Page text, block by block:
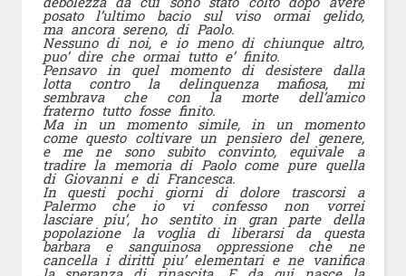
posato l’ultimo bacio sul viso ormai gelido,
ma ancora sereno, di Paolo.
Nessuno di noi, e io meno di chiunque altro,
puo’ dire che ormai tutto e’ finito.
Pensavo in quel momento di desistere dalla
lotta contro la delinquenza mafiosa, mi
sembrava che con la morte dell’amico
fraterno tutto fosse finito.
Ma in un momento simile, in un momento
come questo coltivare un pensiero del genere,
e me ne sono subito convinto, equivale a
tradire la memoria di Paolo come pure quella
di Giovanni e di Francesca.
In questi pochi giorni di dolore trascorsi a
Palermo che io vi confesso non vorrei
lasciare piu’, ho sentito in gran parte della
popolazione la voglia di liberarsi da questa
barbara e sanguinosa oppressione che ne
cancella i diritti piu’ elementari e ne vanifica